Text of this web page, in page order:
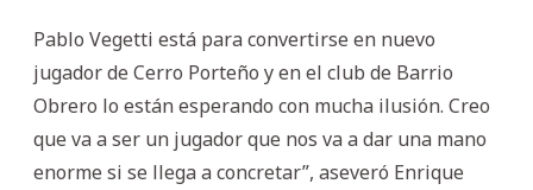
Pablo Vegetti está para convertirse en nuevo
jugador de Cerro Porteño y en el club de Barrio
Obrero lo están esperando con mucha ilusión. Creo
que va a ser un jugador que nos va a dar una mano
enorme si se llega a concretar”, aseveró Enrique